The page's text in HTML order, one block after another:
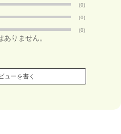
(0)
(0)
(0)
ありません。
ューを書く